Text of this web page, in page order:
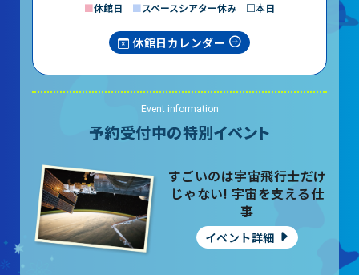
■休館日 ■スペースシアター休み □本日
休館日カレンダー
Event information
予約受付中の特別イベント
すごいのは宇宙飛行士だけ
じゃない! 宇宙を支える仕
事
イベント詳細